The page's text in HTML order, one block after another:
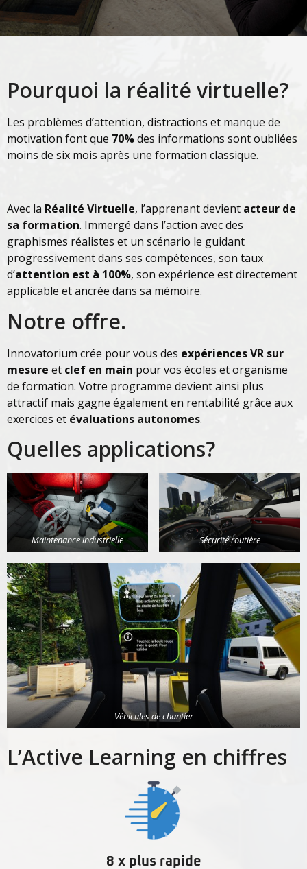
Pourquoi la réalité virtuelle?
Les problèmes d’attention, distractions et manque de
motivation font que 70%des informations sont oubliées
moins de six mois après une formation classique.
Avec la Réalité Virtuelle, l’apprenant devient acteur de
sa formation. Immergé dans l’action avec des
graphismes réalistes et un scénario le guidant
progressivement dans ses compétences, son taux
d’attention est à 100%, son expérience est directement
applicable et ancrée dans sa mémoire.
Notre offre.
Innovatorium crée pour vous des expériences VR sur
mesure et clef en main pour vos écoles et organisme
de formation. Votre programme devient ainsi plus
attractif mais gagne également en rentabilité grâce aux
exercices et évaluations autonomes.
Quelles applications?
Maintenance industrielle Sécurité routière
Véhicules de chantier
L’Active Learning en chiffres
8 x plus rapide